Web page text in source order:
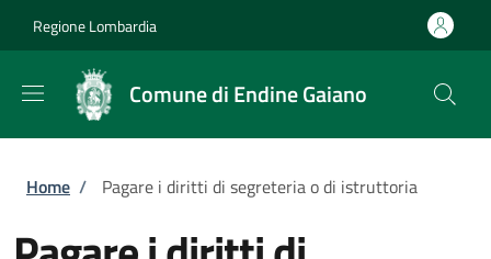
Regione Lombardia
Comune di Endine Gaiano
Briciole di pane
Home / Pagare i diritti di segreteria o di istruttoria